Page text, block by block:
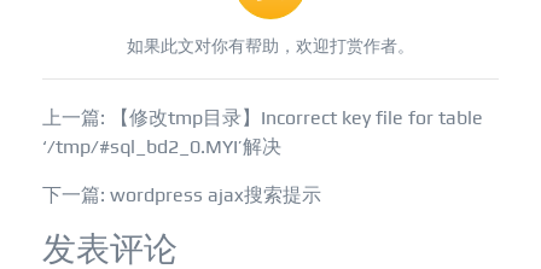
如果此文对你有帮助，欢迎打赏作者。
上一篇: 【修改tmp目录】Incorrect key file for table
‘/tmp/#sql_bd2_0.MYI’解决
下一篇: wordpress ajax搜索提示
发表评论